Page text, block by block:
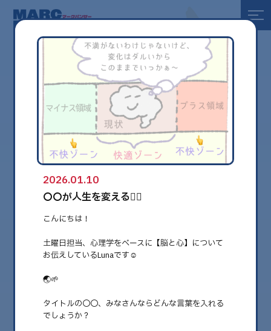
全て
健康
美容
環境
globe
2026.01.10
〇〇が人生を変える❤️‍🔥
こんにちは！
土曜日担当、心理学をベースに【脳と心】について
お伝えしているLunaです☺︎
🌏🌱
タイトルの〇〇、みなさんならどんな言葉を入れる
でしょうか？